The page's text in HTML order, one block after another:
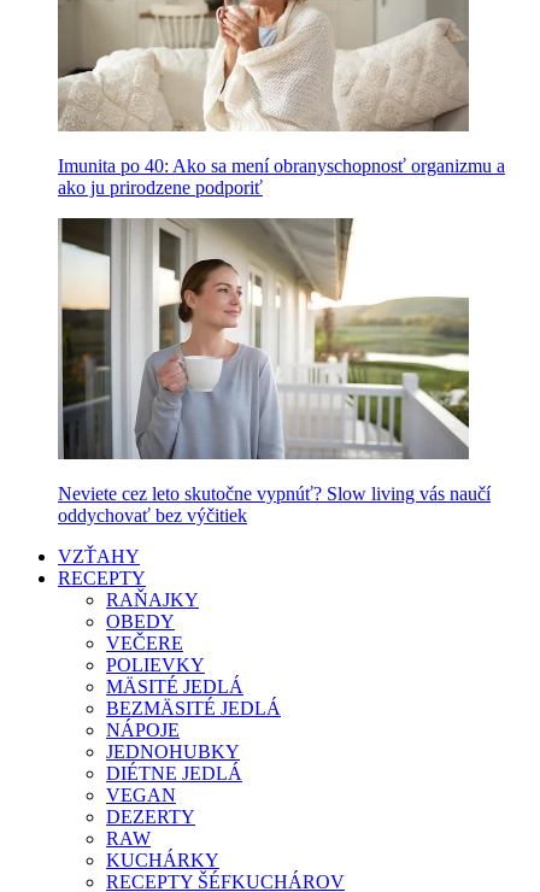
Imunita po 40: Ako sa mení obranyschopnosť organizmu a
ako ju prirodzene podporiť
Neviete cez leto skutočne vypnúť? Slow living vás naučí
oddychovať bez výčitiek
VZŤAHY
RECEPTY
RAŇAJKY
OBEDY
VEČERE
POLIEVKY
MÄSITÉ JEDLÁ
BEZMÄSITÉ JEDLÁ
NÁPOJE
JEDNOHUBKY
DIÉTNE JEDLÁ
VEGAN
DEZERTY
RAW
KUCHÁRKY
RECEPTY ŠÉFKUCHÁROV